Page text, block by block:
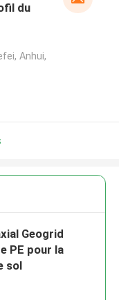
du
Anhui,
Geogrid
PE pour la
sol